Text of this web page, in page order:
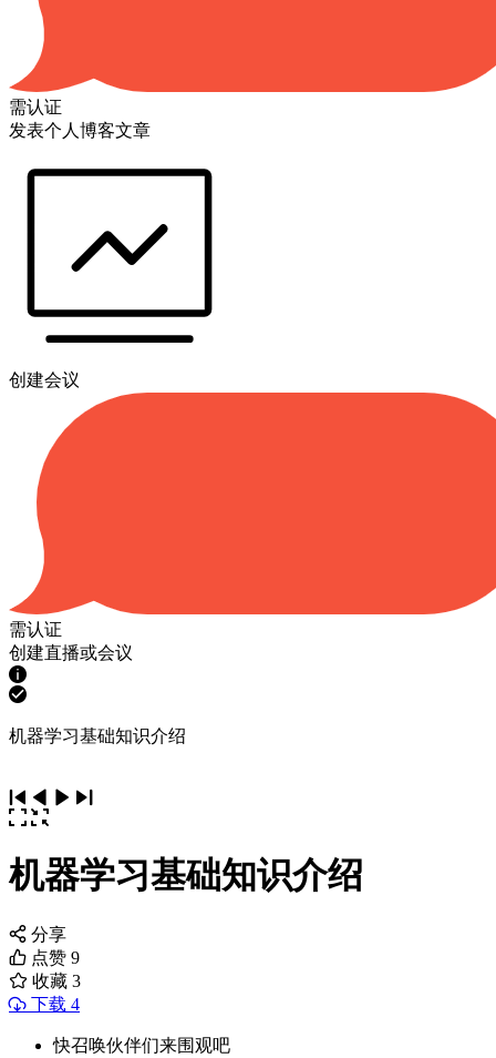
需认证
发表个人博客文章
创建会议
需认证
创建直播或会议
机器学习基础知识介绍
机器学习基础知识介绍
分享
点赞 9
收藏 3
下载 4
快召唤伙伴们来围观吧